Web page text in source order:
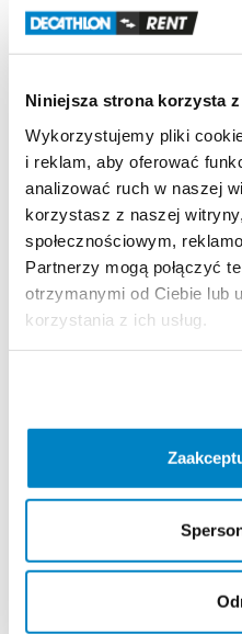
Niniejsza strona korzysta
Wykorzystujemy pliki
i reklam, aby oferować
analizować ruch w naszej
korzystasz z naszej
społecznościowym,
Partnerzy mogą połączyć
otrzymanymi od Ciebie lub
korzystania z ich usług.
Decathlon Gdańsk
Obrońców Wybrzeża 1, 80-
Decathlon Gliwice
Decathlon Gniezno
Gdańska 112, 62-200 Gniezno,
Decathlon Inowrocław
aleja Niepodległości 35, 88-
Decathlon Jelenia Góra
Aleja Jana Pawła II 17, 58-
Decathlon Kalisz
Poznańska 80-86, 62-800
Decathlon Katowice
Polska
Stawowa 61, 31-346 Kraków,